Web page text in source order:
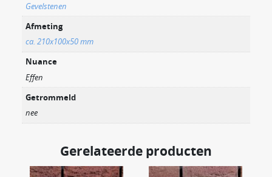
Gevelstenen
Afmeting
ca. 210x100x50 mm
Nuance
Effen
Getrommeld
nee
Gerelateerde producten